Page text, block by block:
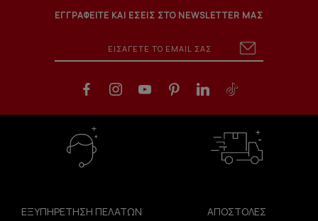
ΕΓΓΡΑΦΕΙΤΕ ΚΑΙ ΕΣΕΙΣ ΣΤΟ NEWSLETTER ΜΑΣ
ΕΞΥΠΗΡΕΤΗΣΗ ΠΕΛΑΤΩΝ
ΑΠΟΣΤΟΛΕΣ